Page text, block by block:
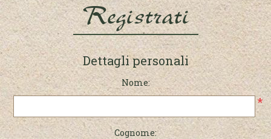
Registrati
Dettagli personali
Nome:
*
Cognome: